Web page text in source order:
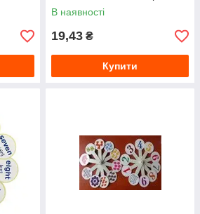
В наявності
19,43 ₴
Купити